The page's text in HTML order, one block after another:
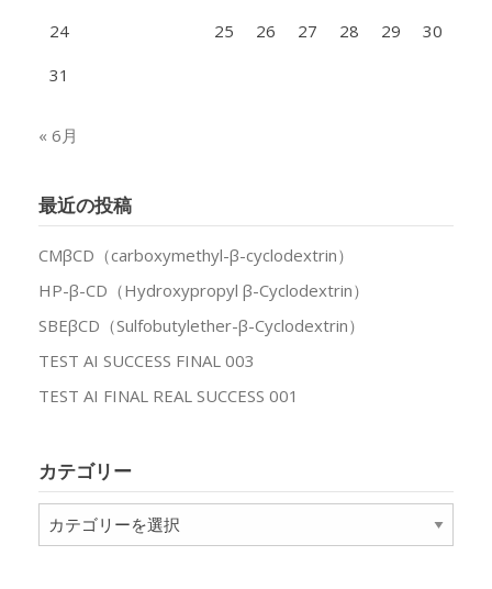
24
25 26 27 28 29
30
31
« 6月
最近の投稿
CMβCD（carboxymethyl-β-cyclodextrin）
HP-β-CD（Hydroxypropyl β-Cyclodextrin）
SBEβCD（Sulfobutylether-β-Cyclodextrin）
TEST AI SUCCESS FINAL 003
TEST AI FINAL REAL SUCCESS 001
カテゴリー
テ